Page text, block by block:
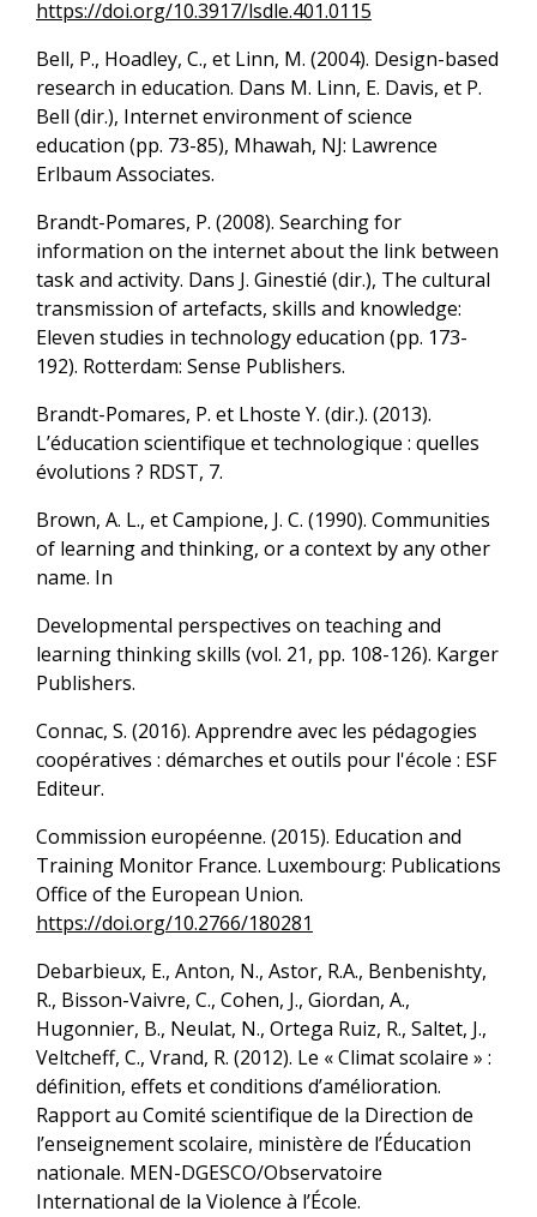
https://doi.org/10.3917/lsdle.401.0115
Bell, P., Hoadley, C., et Linn, M. (2004). Design-based
research in education. Dans M. Linn, E. Davis, et P.
Bell (dir.), Internet environment of science
education (pp. 73-85), Mhawah, NJ: Lawrence
Erlbaum Associates.
Brandt-Pomares, P. (2008). Searching for
information on the internet about the link between
task and activity. Dans J. Ginestié (dir.), The cultural
transmission of artefacts, skills and knowledge:
Eleven studies in technology education (pp. 173-
192). Rotterdam: Sense Publishers.
Brandt-Pomares, P. et Lhoste Y. (dir.). (2013).
L’éducation scientifique et technologique : quelles
évolutions ? RDST, 7.
Brown, A. L., et Campione, J. C. (1990). Communities
of learning and thinking, or a context by any other
name. In
Developmental perspectives on teaching and
learning thinking skills (vol. 21, pp. 108-126). Karger
Publishers.
Connac, S. (2016). Apprendre avec les pédagogies
coopératives : démarches et outils pour l'école : ESF
Editeur.
Commission européenne. (2015). Education and
Training Monitor France. Luxembourg: Publications
Office of the European Union.
https://doi.org/10.2766/180281
Debarbieux, E., Anton, N., Astor, R.A., Benbenishty,
R., Bisson-Vaivre, C., Cohen, J., Giordan, A.,
Hugonnier, B., Neulat, N., Ortega Ruiz, R., Saltet, J.,
Veltcheff, C., Vrand, R. (2012). Le « Climat scolaire » :
définition, effets et conditions d’amélioration.
Rapport au Comité scientifique de la Direction de
l’enseignement scolaire, ministère de l’Éducation
nationale. MEN-DGESCO/Observatoire
International de la Violence à l’École.